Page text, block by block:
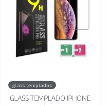
glass templados
GLASS TEMPLADO IPHONE